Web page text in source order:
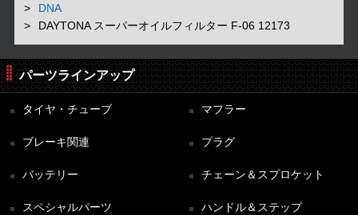
DNA
DAYTONA スーパーオイルフィルター F-06 12173
パーツラインアップ
タイヤ・チューブ マフラー
ブレーキ関連 プラグ
バッテリー チェーン＆スプロケット
スペシャルパーツ ハンドル＆ステップ